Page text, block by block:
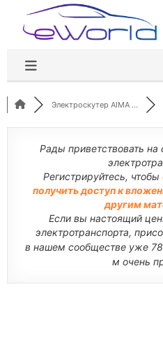
Перейти
содержимому
Электроскутер AIMA ...
Рады приветствовать
Регистрируйтесь, чтобы
получить доступ к
другим
Если вы настоящий
электротранспорта,
в нашем сообществе уже
м очень